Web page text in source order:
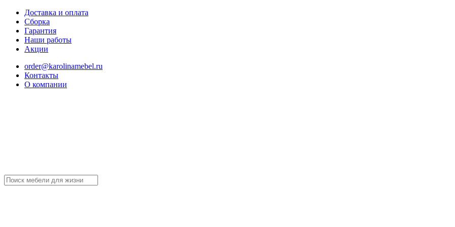
Доставка и оплата
Сборка
Гарантия
Наши работы
Акции
order@karolinamebel.ru
Контакты
О компании